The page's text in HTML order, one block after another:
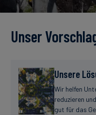
Unser
Unsere
Wir helfen
reduzieren
gut für das